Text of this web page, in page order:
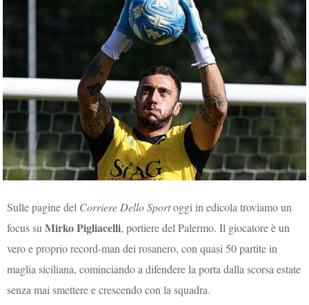
Sulle pagine del Corriere Dello Sportoggi in edicola troviamo un
focus suMirko Pigliacelli, portiere del Palermo. Il giocatore è un
vero e proprio record-man dei rosanero, con quasi 50 partite in
maglia siciliana, cominciando a difendere la porta dalla scorsa estate
senza mai smettere e crescendo con la squadra.